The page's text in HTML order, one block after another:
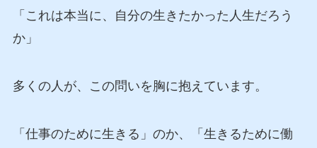
「これは本当に、自分の生きたかった人生だろう
か」
多くの人が、この問いを胸に抱えています。
「仕事のために生きる」のか、「生きるために働